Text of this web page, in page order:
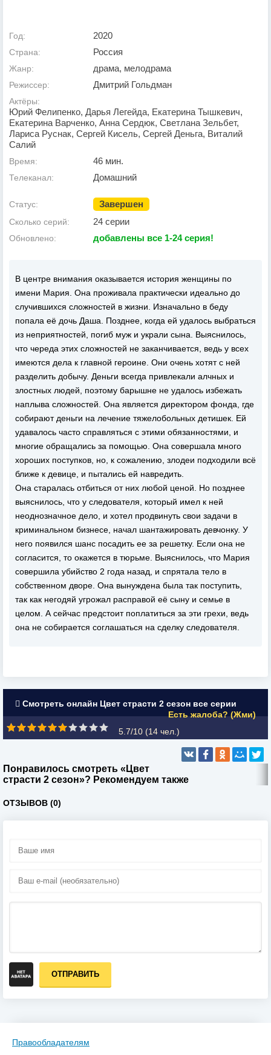
Год: 2020
Страна: Россия
Жанр: драма, мелодрама
Режиссер: Дмитрий Гольдман
Актёры:
Юрий Фелипенко, Дарья Легейда, Екатерина Тышкевич,
Екатерина Варченко, Анна Сердюк, Светлана Зельбет,
Лариса Руснак, Сергей Кисель, Сергей Деньга, Виталий
Салий
Время: 46 мин.
Телеканал: Домашний
Статус: Завершен
Сколько серий: 24 серии
Обновлено: добавлены все 1-24 серия!
В центре внимания оказывается история женщины по
имени Мария. Она проживала практически идеально до
случившихся сложностей в жизни. Изначально в беду
попала её дочь Даша. Позднее, когда ей удалось выбраться
из неприятностей, погиб муж и украли сына. Выяснилось,
что череда этих сложностей не заканчивается, ведь у всех
имеются дела к главной героине. Они очень хотят с ней
разделить добычу. Деньги всегда привлекали алчных и
злостных людей, поэтому барышне не удалось избежать
наплыва сложностей. Она является директором фонда, где
собирают деньги на лечение тяжелобольных детишек. Ей
удавалось часто справляться с этими обязанностями, и
многие обращались за помощью. Она совершала много
хороших поступков, но, к сожалению, злодеи подходили всё
ближе к девице, и пытались ей навредить.
Она старалась отбиться от них любой ценой. Но позднее
выяснилось, что у следователя, который имел к ней
неоднозначное дело, и хотел продвинуть свои задачи в
криминальном бизнесе, начал шантажировать девчонку. У
него появился шанс посадить ее за решетку. Если она не
согласится, то окажется в тюрьме. Выяснилось, что Мария
совершила убийство 2 года назад, и спрятала тело в
собственном дворе. Она вынуждена была так поступить,
так как негодяй угрожал расправой её сыну и семье в
целом. А сейчас предстоит поплатиться за эти грехи, ведь
она не собирается соглашаться на сделку следователя.
Смотреть онлайн Цвет страсти 2 сезон все серии
Есть жалоба? (Жми)
5.7/10 (14 чел.)
Понравилось смотреть «Цвет
страсти 2 сезон»? Рекомендуем также
ОТЗЫВОВ (0)
ОТПРАВИТЬ
Правообладателям